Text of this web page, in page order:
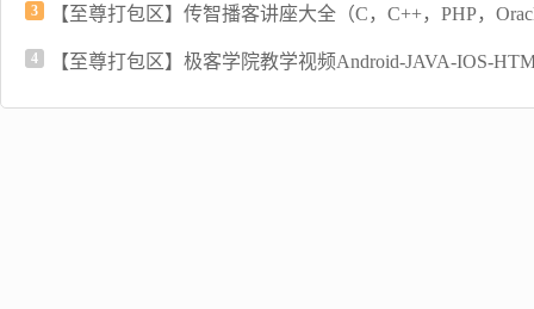
3 【至尊打包区】传智播客讲座大全（C，C++，PHP，
4 【至尊打包区】极客学院教学视频Android-JAVA-IOS-